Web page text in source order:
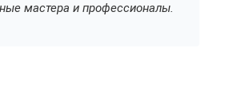
мастера и профессионалы.